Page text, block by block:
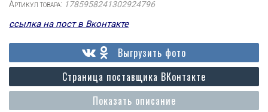
Артикул товара: 1785958241302924796
ссылка на пост в Вконтакте
Показать описание
Страница поставщика ВКонтакте
Выгрузить фото